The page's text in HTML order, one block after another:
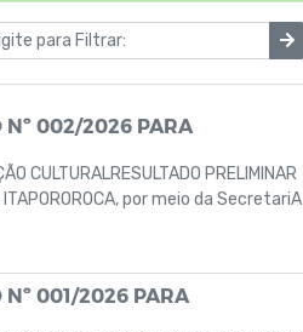
Nº 002/2026 PARA
CULTURALRESULTADO PRELIMINAR
ITAPOROROCA, por meio da SecretariA
Nº 001/2026 PARA